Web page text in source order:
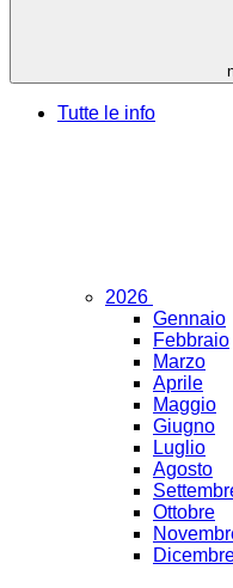
Tutte le info
2026
Gennaio
Febbraio
Marzo
Aprile
Maggio
Giugno
Luglio
Agosto
Ottobre